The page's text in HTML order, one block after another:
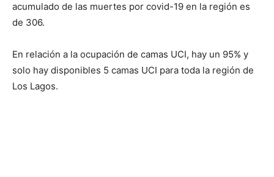
acumulado de las muertes por covid-19 en la región es
de 306.
En relación a la ocupación de camas UCI, hay un 95% y
solo hay disponibles 5 camas UCI para toda la región de
Los Lagos.